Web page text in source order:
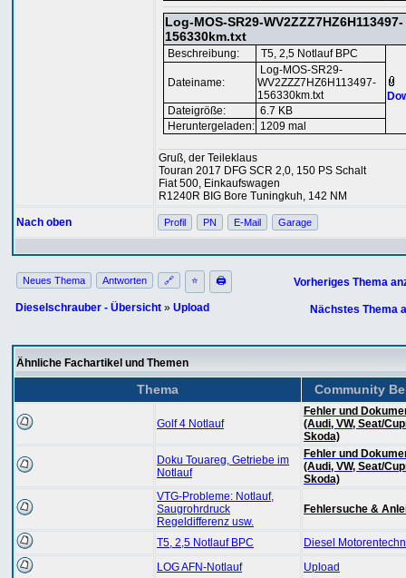
Log-MOS-SR29-WV2ZZZ7HZ6H113497-
156330km.txt
Beschreibung: T5, 2,5 Notlauf BPC
Dateiname:
Log-MOS-SR29-
WV2ZZZ7HZ6H113497-
156330km.txt
Dateigröße:
6.7 KB
Heruntergeladen: 1209 mal
Gruß, der Teileklaus
Touran 2017 DFG SCR 2,0, 150 PS Schalt
Fiat 500, Einkaufswagen
R1240R BIG Bore Tuningkuh, 142 NM
Nach oben Profil PN E-Mail Garage
Neues Thema Antworten 🔗 ⭐ 🖨
Dieselschrauber - Übersicht » Upload
Vorheriges Thema
Nächstes Thema
Ähnliche Fachartikel und Themen
Thema Community
Golf 4 Notlauf
Fehler und
(Audi, VW, Seat/
Skoda)
Doku Touareg, Getriebe im
Notlauf
Fehler und
(Audi, VW, Seat/
Skoda)
VTG-Probleme: Notlauf,
Saugrohrdruck
Regeldifferenz usw.
Fehlersuche &
T5, 2,5 Notlauf BPC
Diesel
LOG AFN-Notlauf
Upload